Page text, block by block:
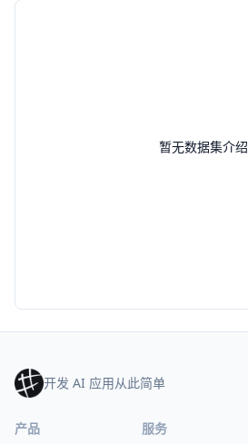
暂无数据集介绍
开发 AI 应用从此简单
产品 服务